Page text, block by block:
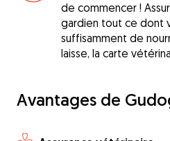
de commencer !
gardien tout ce dont
suffisamment de
laisse, la carte
Avantages de